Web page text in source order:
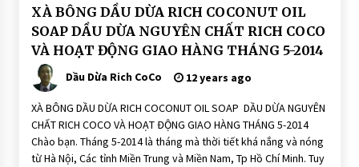
HOAT
ĐỘNG
GIAO
HÀNG
XÀ BÔNG DẦU DỪA RICH COCONUT OIL
SOAP DẦU DỪA NGUYÊN CHẤT RICH COCO
VÀ HOẠT ĐỘNG GIAO HÀNG THÁNG 5-2014
Dầu Dừa Rich CoCo 12 years ago
XÀ BÔNG DẦU DỪA RICH COCONUT OIL SOAP DẦU DỪA NGUYÊN
CHẤT RICH COCO VÀ HOẠT ĐỘNG GIAO HÀNG THÁNG 5-2014
Chào bạn. Tháng 5-2014 là tháng mà thời tiết khá nắng và nóng
từ Hà Nội, Các tỉnh Miền Trung và Miền Nam, Tp Hồ Chí Minh. Tuy